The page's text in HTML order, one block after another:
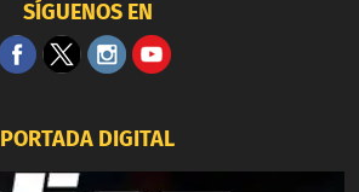
SÍGUENOS EN
PORTADA DIGITAL